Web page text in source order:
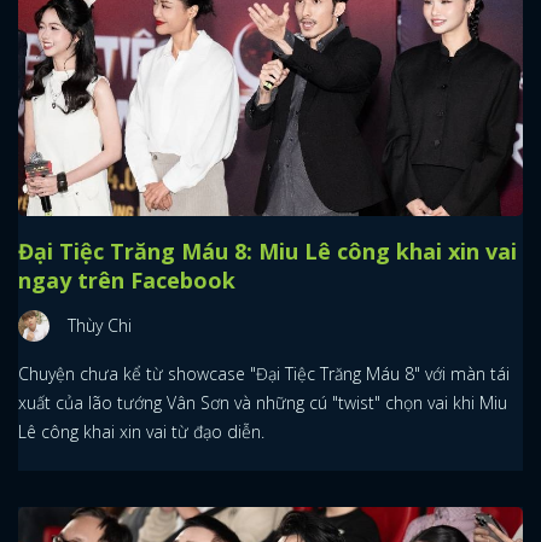
Đại Tiệc Trăng Máu 8: Miu Lê công khai xin vai
ngay trên Facebook
Thùy Chi
Chuyện chưa kể từ showcase "Đại Tiệc Trăng Máu 8" với màn tái
xuất của lão tướng Vân Sơn và những cú "twist" chọn vai khi Miu
Lê công khai xin vai từ đạo diễn.